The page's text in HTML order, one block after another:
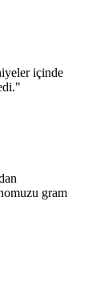
içinde
"
gram